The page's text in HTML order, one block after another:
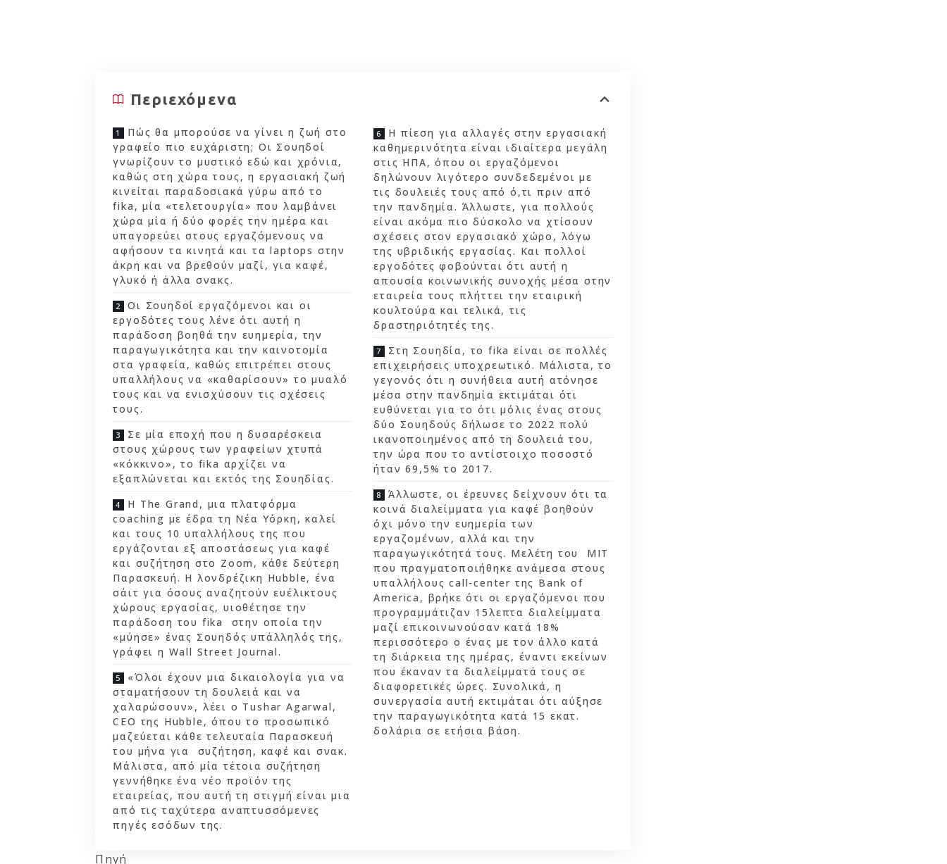
Περιεχόμενα
Πώς θα μπορούσε να γίνει η ζωή στο
γραφείο πιο ευχάριστη; Οι Σουηδοί
γνωρίζουν το μυστικό εδώ και χρόνια,
καθώς στη χώρα τους, η εργασιακή ζωή
κινείται παραδοσιακά γύρω από το
fika, μία «τελετουργία» που λαμβάνει
χώρα μία ή δύο φορές την ημέρα και
υπαγορεύει στους εργαζόμενους να
αφήσουν τα κινητά και τα laptops στην
άκρη και να βρεθούν μαζί, για καφέ,
γλυκό ή άλλα σνακς.
Οι Σουηδοί εργαζόμενοι και οι
εργοδότες τους λένε ότι αυτή η
παράδοση βοηθά την ευημερία, την
παραγωγικότητα και την καινοτομία
στα γραφεία, καθώς επιτρέπει στους
υπαλλήλους να «καθαρίσουν» το μυαλό
τους και να ενισχύσουν τις σχέσεις
τους.
Σε μία εποχή που η δυσαρέσκεια
στους χώρους των γραφείων χτυπά
«κόκκινο», το fika αρχίζει να
εξαπλώνεται και εκτός της Σουηδίας.
Η The Grand, μια πλατφόρμα
coaching με έδρα τη Νέα Υόρκη, καλεί
και τους 10 υπαλλήλους της που
εργάζονται εξ αποστάσεως για καφέ
και συζήτηση στο Zoom, κάθε δεύτερη
Παρασκευή. Η λονδρέζικη Hubble, ένα
σάιτ για όσους αναζητούν ευέλικτους
χώρους εργασίας, υιοθέτησε την
παράδοση του fika στην οποία την
«μύησε» ένας Σουηδός υπάλληλός της,
γράφει η Wall Street Journal.
«Όλοι έχουν μια δικαιολογία για να
σταματήσουν τη δουλειά και να
χαλαρώσουν», λέει ο Tushar Agarwal,
CEO της Hubble, όπου το προσωπικό
μαζεύεται κάθε τελευταία Παρασκευή
του μήνα για συζήτηση, καφέ και σνακ.
Μάλιστα, από μία τέτοια συζήτηση
γεννήθηκε ένα νέο προϊόν της
εταιρείας, που αυτή τη στιγμή είναι μια
από τις ταχύτερα αναπτυσσόμενες
πηγές εσόδων της.
Η πίεση για αλλαγές στην εργασιακή
καθημερινότητα είναι ιδιαίτερα μεγάλη
στις ΗΠΑ, όπου οι εργαζόμενοι
δηλώνουν λιγότερο συνδεδεμένοι με
τις δουλειές τους από ό,τι πριν από
την πανδημία. Άλλωστε, για πολλούς
είναι ακόμα πιο δύσκολο να χτίσουν
σχέσεις στον εργασιακό χώρο, λόγω
της υβριδικής εργασίας. Και πολλοί
εργοδότες φοβούνται ότι αυτή η
απουσία κοινωνικής συνοχής μέσα στην
εταιρεία τους πλήττει την εταιρική
κουλτούρα και τελικά, τις
δραστηριότητές της.
Στη Σουηδία, το fika είναι σε πολλές
επιχειρήσεις υποχρεωτικό. Μάλιστα, το
γεγονός ότι η συνήθεια αυτή ατόνησε
μέσα στην πανδημία εκτιμάται ότι
ευθύνεται για το ότι μόλις ένας στους
δύο Σουηδούς δήλωσε το 2022 πολύ
ικανοποιημένος από τη δουλειά του,
την ώρα που το αντίστοιχο ποσοστό
ήταν 69,5% το 2017.
Άλλωστε, οι έρευνες δείχνουν ότι τα
κοινά διαλείμματα για καφέ βοηθούν
όχι μόνο την ευημερία των
εργαζομένων, αλλά και την
παραγωγικότητά τους. Μελέτη του ΜΙΤ
που πραγματοποιήθηκε ανάμεσα στους
υπαλλήλους call-center της Bank of
America, βρήκε ότι οι εργαζόμενοι που
προγραμμάτιζαν 15λεπτα διαλείμματα
μαζί επικοινωνούσαν κατά 18%
περισσότερο ο ένας με τον άλλο κατά
τη διάρκεια της ημέρας, έναντι εκείνων
που έκαναν τα διαλείμματά τους σε
διαφορετικές ώρες. Συνολικά, η
συνεργασία αυτή εκτιμάται ότι αύξησε
την παραγωγικότητα κατά 15 εκατ.
δολάρια σε ετήσια βάση.
Πηγή